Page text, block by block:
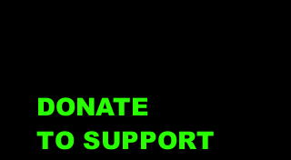
DONATE
TO SUPPORT